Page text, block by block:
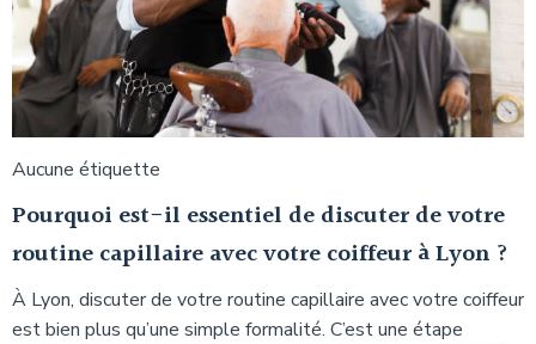
Aucune étiquette
Pourquoi est-il essentiel de discuter de votre
routine capillaire avec votre coiffeur à Lyon ?
À Lyon, discuter de votre routine capillaire avec votre coiffeur
est bien plus qu’une simple formalité. C’est une étape